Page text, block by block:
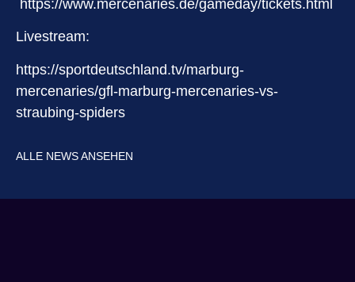
https://www.mercenaries.de/gameday/tickets.html
Livestream:
https://sportdeutschland.tv/marburg-
mercenaries/gfl-marburg-mercenaries-vs-
straubing-spiders
ALLE NEWS ANSEHEN